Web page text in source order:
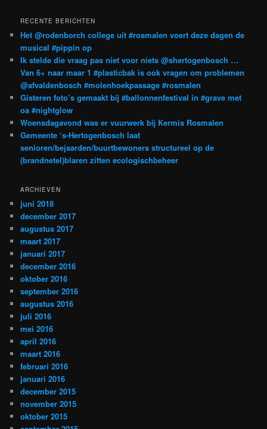
RECENTE BERICHTEN
Het @rodenborch college uit #rosmalen voert deze dagen de
musical #pippin op
Ik stelde die vraag pas niet voor niets @shertogenbosch …
Van 6+ naar maar 1 #plasticbak is ook vragen om problemen
@afvaldenbosch #molenhoekpassage #rosmalen
Gisteren foto’s gemaakt bij #ballonnenfestival in #grave met
oa #nightglow
Woensdagavond was er vuurwerk bij Kermis Rosmalen
Gemeente ‘s-Hertogenbosch laat
senioren/bejaarden/buurtbewoners structureel op de
(brandnetel)blaren zitten ecologischbeheer
ARCHIEVEN
juni 2018
december 2017
augustus 2017
maart 2017
januari 2017
december 2016
oktober 2016
september 2016
augustus 2016
juli 2016
mei 2016
april 2016
maart 2016
februari 2016
januari 2016
december 2015
november 2015
oktober 2015